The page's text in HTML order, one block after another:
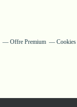
Offre Premium Cookies